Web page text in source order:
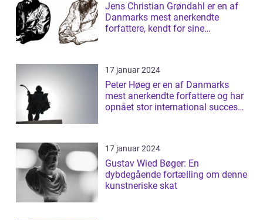
Jens Christian Grøndahl er en af
Danmarks mest anerkendte
forfattere, kendt for sine
17 januar 2024
Peter Høeg er en af Danmarks
mest anerkendte forfattere og har
opnået stor international succes
17 januar 2024
Gustav Wied Bøger: En
dybdegående fortælling om denne
kunstneriske skat